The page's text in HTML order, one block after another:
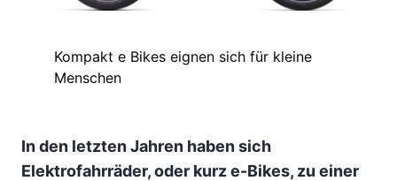
Kompakt e Bikes eignen sich für kleine
Menschen
In den letzten Jahren haben sich
Elektrofahrräder, oder kurz e-Bikes, zu einer